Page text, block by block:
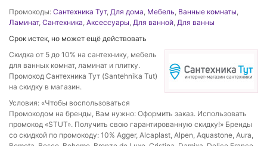
Промокоды: Сантехника Тут, Для дома, Мебель, Ванные комнаты,
Ламинат, Сантехника, Аксессуары, Для ванной, Для ванны
Срок истек, но может ещё действовать
Скидка от 5 до 10% на сантехнику, мебель
для ванных комнат, ламинат и плитку.
Промокод Сантехника Тут (Santehnika Tut)
на скидку в магазин.
Условия: «Чтобы воспользоваться
Промокодом на бренды, Вам нужно: Оформить заказ. Использовать
промокод «STUT». Получить свою гарантированную скидку!» Бренды
со скидкой по промокоду: 10% Agger, Alcaplast, Alpen, Aquastone, Aura,